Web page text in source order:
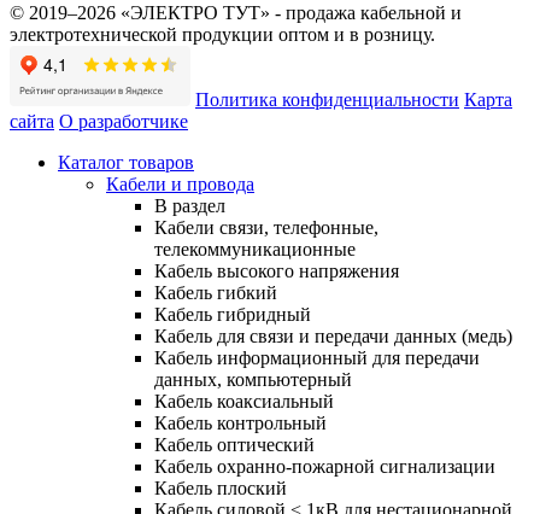
© 2019–2026 «ЭЛЕКТРО ТУТ» - продажа кабельной и
электротехнической продукции оптом и в розницу.
Политика конфиденциальности Карта
сайта О разработчике
Каталог товаров
Кабели и провода
В раздел
Кабели связи, телефонные,
телекоммуникационные
Кабель высокого напряжения
Кабель гибкий
Кабель гибридный
Кабель для связи и передачи данных (медь)
Кабель информационный для передачи
данных, компьютерный
Кабель коаксиальный
Кабель контрольный
Кабель оптический
Кабель охранно-пожарной сигнализации
Кабель плоский
Кабель силовой < 1кВ для нестационарной